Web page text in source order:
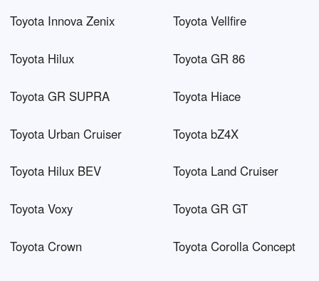
Toyota Innova Zenix Toyota Vellfire
Toyota Hilux Toyota GR 86
Toyota GR SUPRA Toyota Hiace
Toyota Urban Cruiser Toyota bZ4X
Toyota Hilux BEV Toyota Land Cruiser
Toyota Voxy Toyota GR GT
Toyota Crown Toyota Corolla Concept